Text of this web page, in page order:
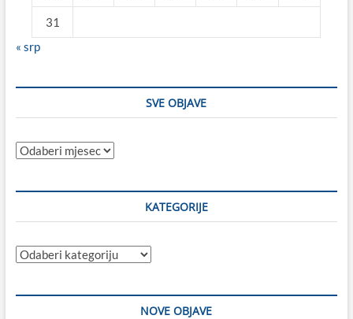
31
« srp
SVE OBJAVE
Sve
KATEGORIJE
Kategorije
NOVE OBJAVE